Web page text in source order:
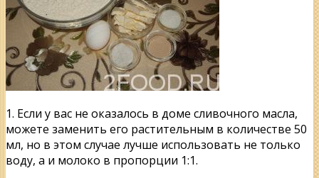
1. Если у вас не оказалось в доме сливочного масла,
можете заменить его растительным в количестве 50
мл, но в этом случае лучше использовать не только
воду, а и молоко в пропорции 1:1.